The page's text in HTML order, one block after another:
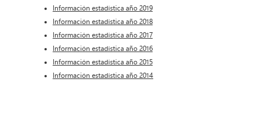
Información estadística año 2019
Información estadística año 2018
Información estadística año 2017
Información estadística año 2016
Información estadística año 2015
Información estadística año 2014